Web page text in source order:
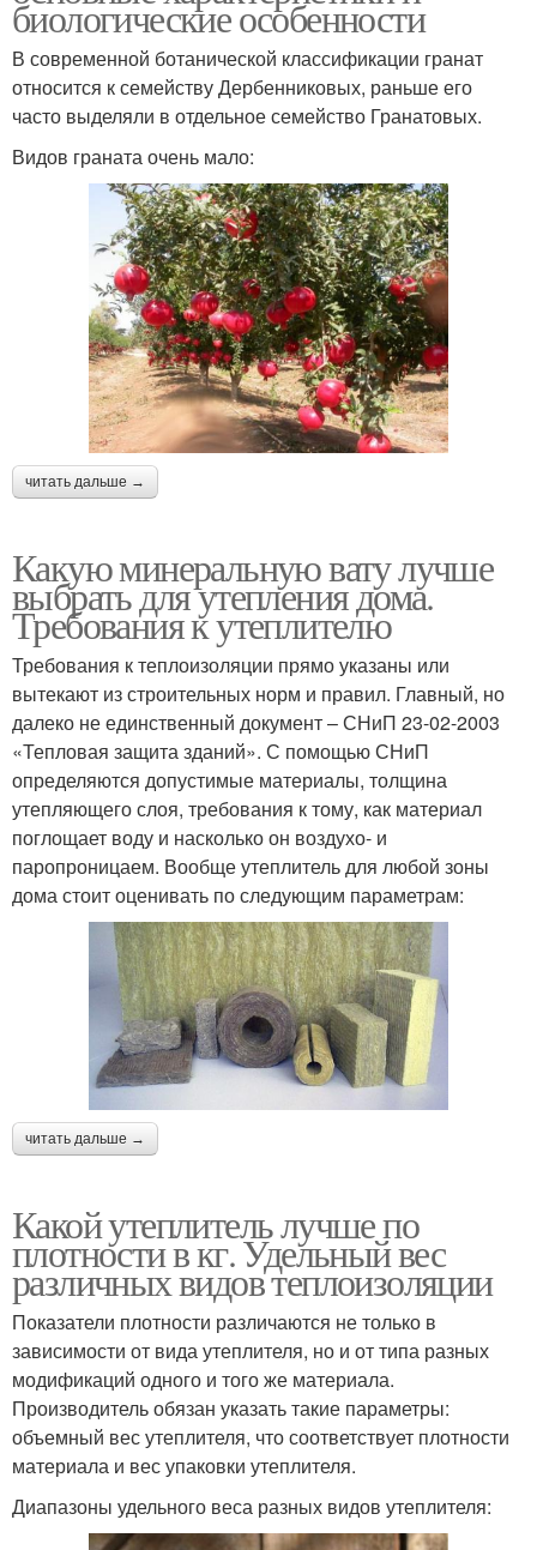
биологические особенности
В современной ботанической классификации гранат
относится к семейству Дербенниковых, раньше его
часто выделяли в отдельное семейство Гранатовых.
Видов граната очень мало:
читать дальше →
Какую минеральную вату лучше
выбрать для утепления дома.
Требования к утеплителю
Требования к теплоизоляции прямо указаны или
вытекают из строительных норм и правил. Главный, но
далеко не единственный документ – СНиП 23-02-2003
«Тепловая защита зданий». С помощью СНиП
определяются допустимые материалы, толщина
утепляющего слоя, требования к тому, как материал
поглощает воду и насколько он воздухо- и
паропроницаем. Вообще утеплитель для любой зоны
дома стоит оценивать по следующим параметрам:
читать дальше →
Какой утеплитель лучше по
плотности в кг. Удельный вес
различных видов теплоизоляции
Показатели плотности различаются не только в
зависимости от вида утеплителя, но и от типа разных
модификаций одного и того же материала.
Производитель обязан указать такие параметры:
объемный вес утеплителя, что соответствует плотности
материала и вес упаковки утеплителя.
Диапазоны удельного веса разных видов утеплителя: